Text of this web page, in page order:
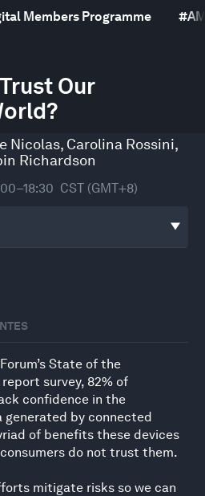
Members Programme #
Our
Nicolas, Carolina Rossini,
Richardson
CST (GMT+8)
State of the
survey, 82% of
confidence in the
generated by connected
of benefits these devices
do not trust them.
mitigate risks so we can